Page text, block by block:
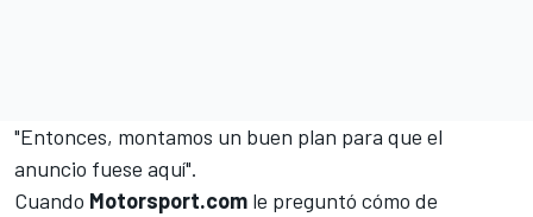
"Entonces, montamos un buen plan para que el
anuncio fuese aquí".
Cuando Motorsport.com le preguntó cómo de